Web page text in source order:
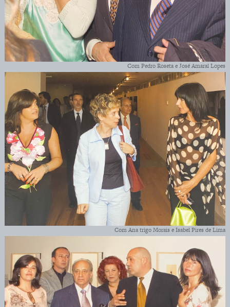
Com Pedro Roseta e José Amaral Lopes
Com Ana trigo Morais e Isabel Pires de Lima